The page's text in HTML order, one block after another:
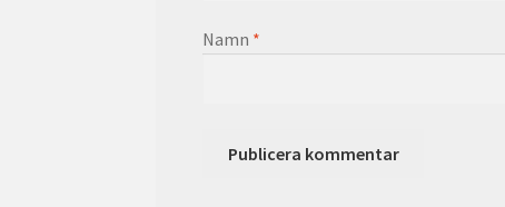
Namn *